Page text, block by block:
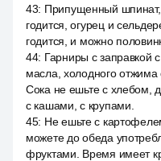
43: Припущенный шпинат,
годится, огурец и
годится, и можно
44: Гарниры с заправкой
масла, холодного
Сока не ешьте с хлебом,
с кашами, с крупами.
45: Не ешьте с
можете до обеда
фруктами. Время имеет